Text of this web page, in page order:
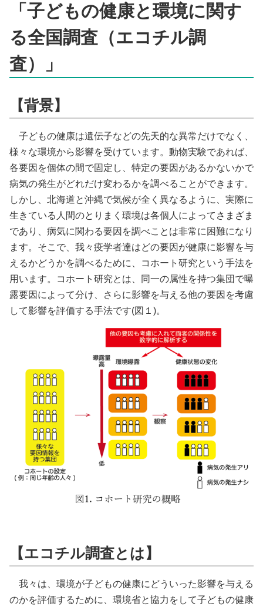
「子どもの健康と環境に関す
る全国調査（エコチル調
査）」
【背景】
子どもの健康は遺伝子などの先天的な異常だけでなく、
様々な環境から影響を受けています。動物実験であれば、
各要因を個体の間で固定し、特定の要因があるかないかで
病気の発生がどれだけ変わるかを調べることができます。
しかし、北海道と沖縄で気候が全く異なるように、実際に
生きている人間のとりまく環境は各個人によってさまざま
であり、病気に関わる要因を調べことは非常に困難になり
ます。そこで、我々疫学者達はどの要因が健康に影響を与
えるかどうかを調べるために、コホート研究という手法を
用います。コホート研究とは、同一の属性を持つ集団で曝
露要因によって分け、さらに影響を与える他の要因を考慮
して影響を評価する手法です(図１)。
【エコチル調査とは】
我々は、環境が子どもの健康にどういった影響を与える
のかを評価するために、環境省と協力をして子どもの健康